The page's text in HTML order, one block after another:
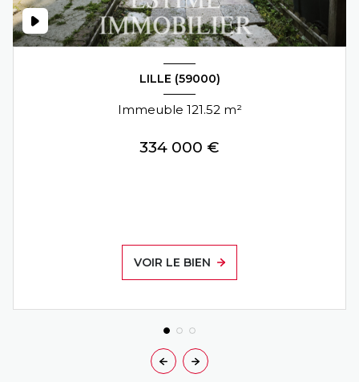
LILLE (59000)
Immeuble 121.52 m²
334 000 €
VOIR LE BIEN